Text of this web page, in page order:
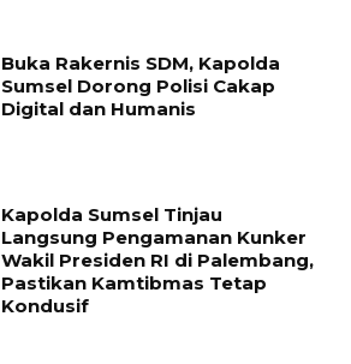
Buka Rakernis SDM, Kapolda
Sumsel Dorong Polisi Cakap
Digital dan Humanis
Kapolda Sumsel Tinjau
Langsung Pengamanan Kunker
Wakil Presiden RI di Palembang,
Pastikan Kamtibmas Tetap
Kondusif